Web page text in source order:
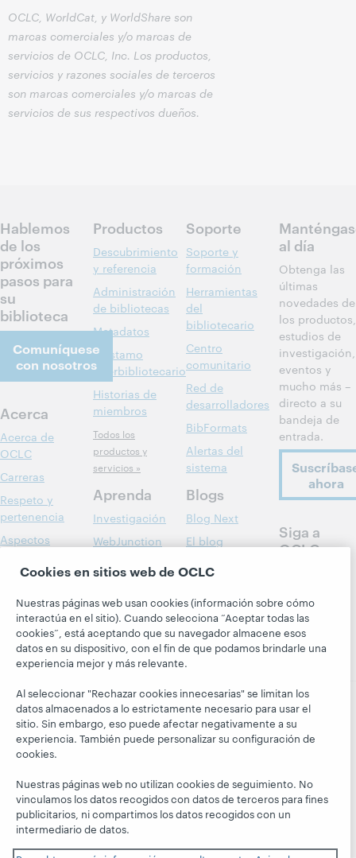
OCLC, WorldCat, y WorldShare son
marcas comerciales y/o marcas de
servicios de OCLC, Inc. Los productos,
servicios y razones sociales de terceros
son marcas comerciales y/o marcas de
servicios de sus respectivos dueños.
Hablemos
de los
próximos
pasos para
su
biblioteca
Comuníquese
con nosotros
Acerca
Acerca de
OCLC
Carreras
Respeto y
pertenencia
Aspectos
Dirección
Membresía
Trust Center
Productos
Descubrimiento
y referencia
Administración
de bibliotecas
Metadatos
Préstamo
interbibliotecario
Historias de
miembros
Todos los
productos y
servicios »
Aprenda
Investigación
WebJunction
Eventos
web a la carta
Soporte
Soporte y
formación
Herramientas
del
bibliotecario
Centro
comunitario
Red de
desarrolladores
BibFormats
Alertas del
sistema
Blogs
Blog Next
El blog
Together
President's
Leadership
blog
al día
Obtenga las
últimas
novedades de
los productos,
estudios de
investigación,
eventos y
mucho más –
directo a su
bandeja de
entrada.
ahora
Siga a
OCLC
© 2026 OCLC Marcas comerciales y/o marcas de
servicios nacionales e internacionales de OCLC, Inc. y de
Declaración de privacidad
Aviso de cookies
Personalizar las configuraciones de cookies
Declaración de accesibilidad Certificado ISO 27001
Cookies en sitios web de OCLC
Nuestras páginas web usan cookies (información sobre cómo
interactúa en el sitio). Cuando selecciona “Aceptar todas las
cookies”, está aceptando que su navegador almacene esos
datos en su dispositivo, con el fin de que podamos brindarle una
experiencia mejor y más relevante.
Al seleccionar "Rechazar cookies innecesarias" se limitan los
datos almacenados a lo estrictamente necesario para usar el
sitio. Sin embargo, eso puede afectar negativamente a su
experiencia. También puede personalizar su configuración de
cookies.
Nuestras páginas web no utilizan cookies de seguimiento. No
vinculamos los datos recogidos con datos de terceros para fines
publicitarios, ni compartimos los datos recogidos con un
intermediario de datos.